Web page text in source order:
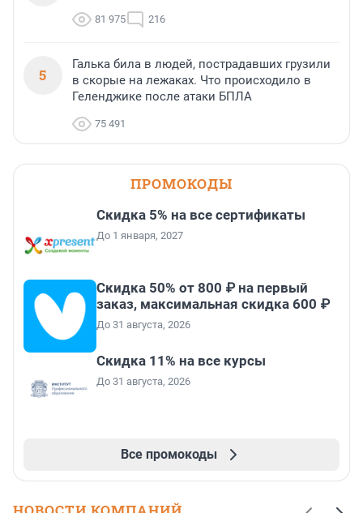
81 975 216
5
Галька била в людей, пострадавших грузили
в скорые на лежаках. Что происходило в
Геленджике после атаки БПЛА
75 491
ПРОМОКОДЫ
Скидка 5% на все сертификаты
До 1 января, 2027
Скидка 50% от 800 ₽ на первый
заказ, максимальная скидка 600 ₽
До 31 августа, 2026
Скидка 11% на все курсы
До 31 августа, 2026
Все промокоды